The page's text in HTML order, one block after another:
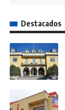
Destacados